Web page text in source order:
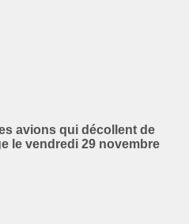
avions qui décollent de
le vendredi 29 novembre